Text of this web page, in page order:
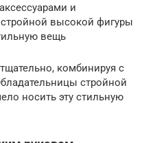
и
высокой фигуры
вещь
комбинируя с
стройной
носить эту стильную